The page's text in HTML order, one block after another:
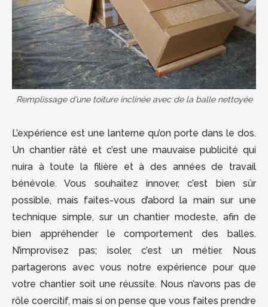
Remplissage d’une toiture inclinée avec de la balle nettoyée
L’expérience est une lanterne qu’on porte dans le dos.
Un chantier râté et c’est une mauvaise publicité qui
nuira à toute la filière et à des années de travail
bénévole. Vous souhaitez innover, c’est bien sûr
possible, mais faites-vous d’abord la main sur une
technique simple, sur un chantier modeste, afin de
bien appréhender le comportement des balles.
N’improvisez pas; isoler, c’est un métier. Nous
partagerons avec vous notre expérience pour que
votre chantier soit une réussite. Nous n’avons pas de
rôle coercitif, mais si on pense que vous faites prendre